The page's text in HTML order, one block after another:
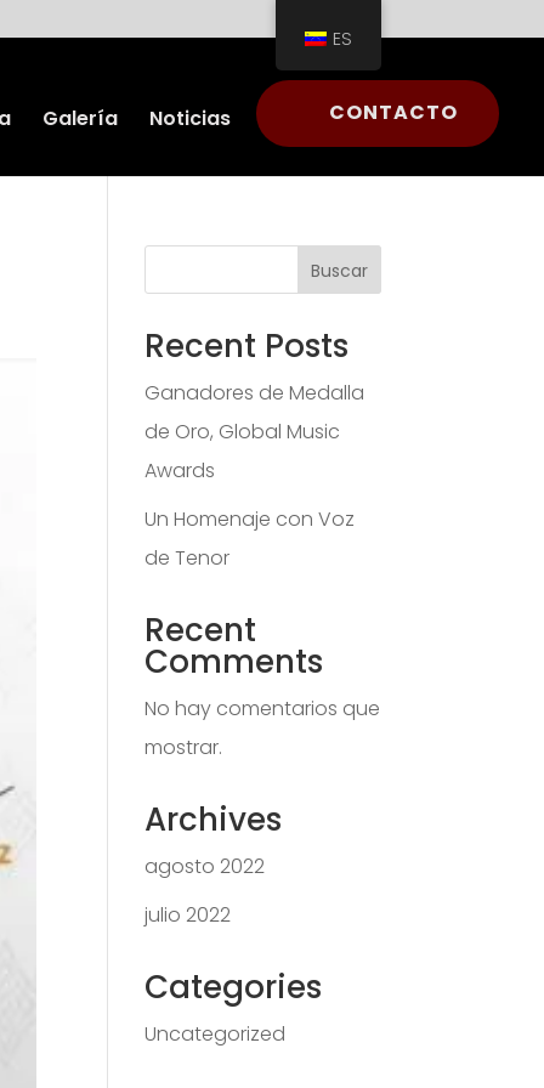
Galería Noticias CONTACTO
Buscar
Recent Posts
Ganadores de Medalla
de Oro, Global Music
Awards
Un Homenaje con Voz
de Tenor
Recent
Comments
No hay comentarios que
mostrar.
Archives
agosto 2022
julio 2022
Categories
Uncategorized
ES